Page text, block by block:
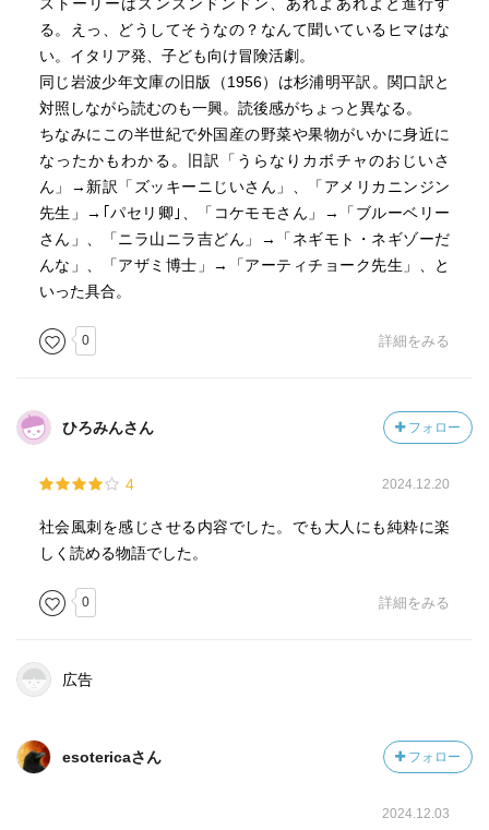
そんなこんなの異同がちょっと気になりつつも、やはり新
訳でも『チポリーノの冒険』はおもしろかった（現在、流
通しているのはこちらの版である）。
新版を読んでいて印象に残ったセリフのひとつは、両親が
レモン大公の動物園のおりに入れられてしまっているクマ
と知りあったチポリーノが、自由ってなんのことかよく分
からないというクマに、こう言うところ。
▼「自由というのはね、だれにも支配されないってことな
んだ」（p.217）
（ちなみにこのセリフは、旧版では「自由とは、主人をも
たないことです」（p.213）となっている。）
じゃないと思うよ。（略）父さんも母さんも、好きなだけ
たちをながめて、けっこう楽しんでるんだって。レモン大
いように、大勢の人間たちをながめられる場所においてく
れたんだ。（略）」（p.217）と語る。
支配者にも多少はいいところがあるんだ、有り難いこと
ところに、著者のジャンニ・ロダーリの市井観察のするど
さを感じる。
もうちょっとロダーリの本を読んでみたくて、『ファンタ
ジーの文法―物語創作法入門』を借りてきてみた。
る。えっ、どうしてそうなの？なんて聞いているヒマはな
い。イタリア発、子ども向け冒険活劇。
同じ岩波少年文庫の旧版（1956）は杉浦明平訳。関口訳と
対照しながら読むのも一興。読後感がちょっと異なる。
ちなみにこの半世紀で外国産の野菜や果物がいかに身近に
なったかもわかる。旧訳「うらなりカボチャのおじいさ
ん」→新訳「ズッキーニじいさん」、「アメリカニンジン
先生」→｢パセリ卿｣、「コケモモさん」→「ブルーベリー
さん」、「ニラ山ニラ吉どん」→「ネギモト・ネギゾーだ
んな」、「アザミ博士」→「アーティチョーク先生」、と
いった具合。
0 詳細をみる
ひろみんさん フォロー
4 2024.12.20
社会風刺を感じさせる内容でした。でも大人にも純粋に楽
しく読める物語でした。
0 詳細をみる
広告
esotericaさん フォロー
2024.12.03